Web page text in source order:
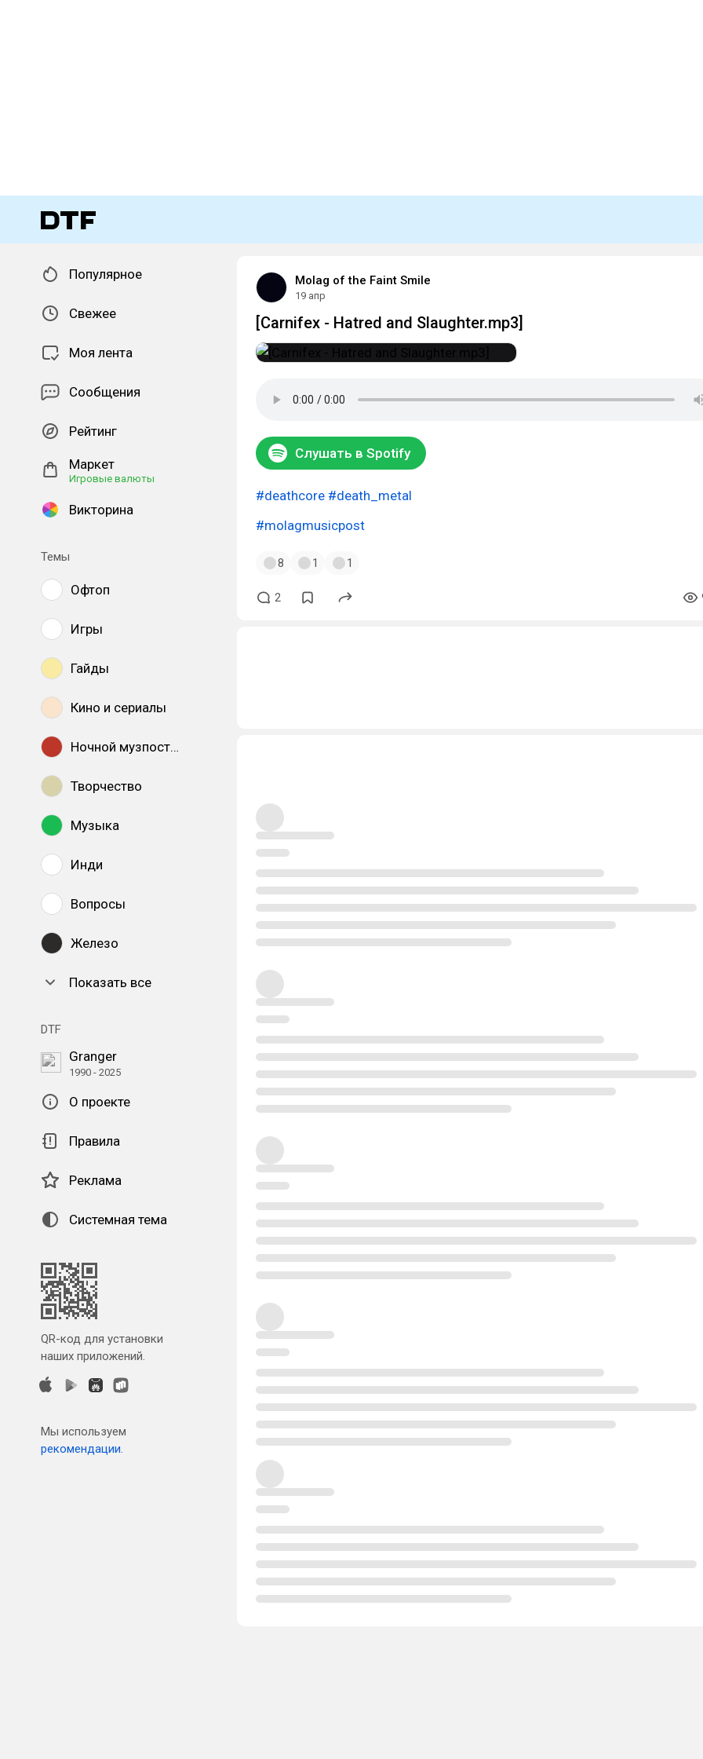
Популярное
Свежее
Моя лента
Сообщения
Рейтинг
Маркет
Игровые валюты
Викторина
Темы
Офтоп
Игры
Гайды
Кино и сериалы
Ночной музпостинг
Творчество
Музыка
Инди
Вопросы
Железо
Показать все
DTF
Granger
1990 - 2025
О проекте
Правила
Реклама
Системная тема
QR-код для установки
наших приложений.
Мы используем
рекомендации.
Molag of the Faint Smile
19 апр
[Carnifex - Hatred and Slaughter.mp3]
Слушать в Spotify
#deathcore #death_metal
#molagmusicpost
8 1 1
2